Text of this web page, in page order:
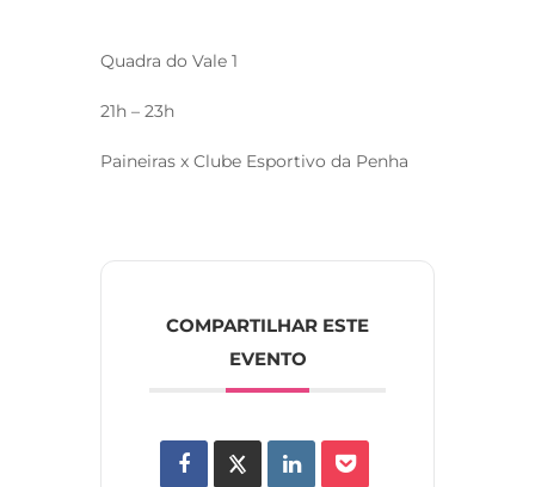
Quadra do Vale 1
21h – 23h
Paineiras x Clube Esportivo da Penha
COMPARTILHAR ESTE
EVENTO